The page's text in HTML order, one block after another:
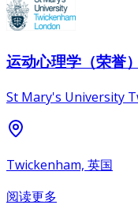
运动心理学（荣誉
St Mary's University
Twickenham, 英国
阅读更多